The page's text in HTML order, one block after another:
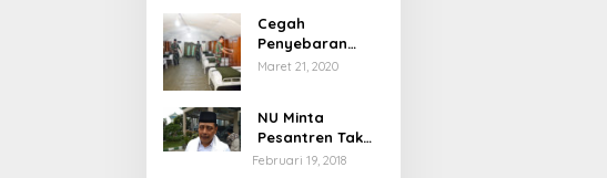
Cegah
Penyebaran
Virus Corona,
Pelayanan
Maret 21, 2020
NU Minta
Pesantren Tak
Terprovokasi
Februari 19, 2018